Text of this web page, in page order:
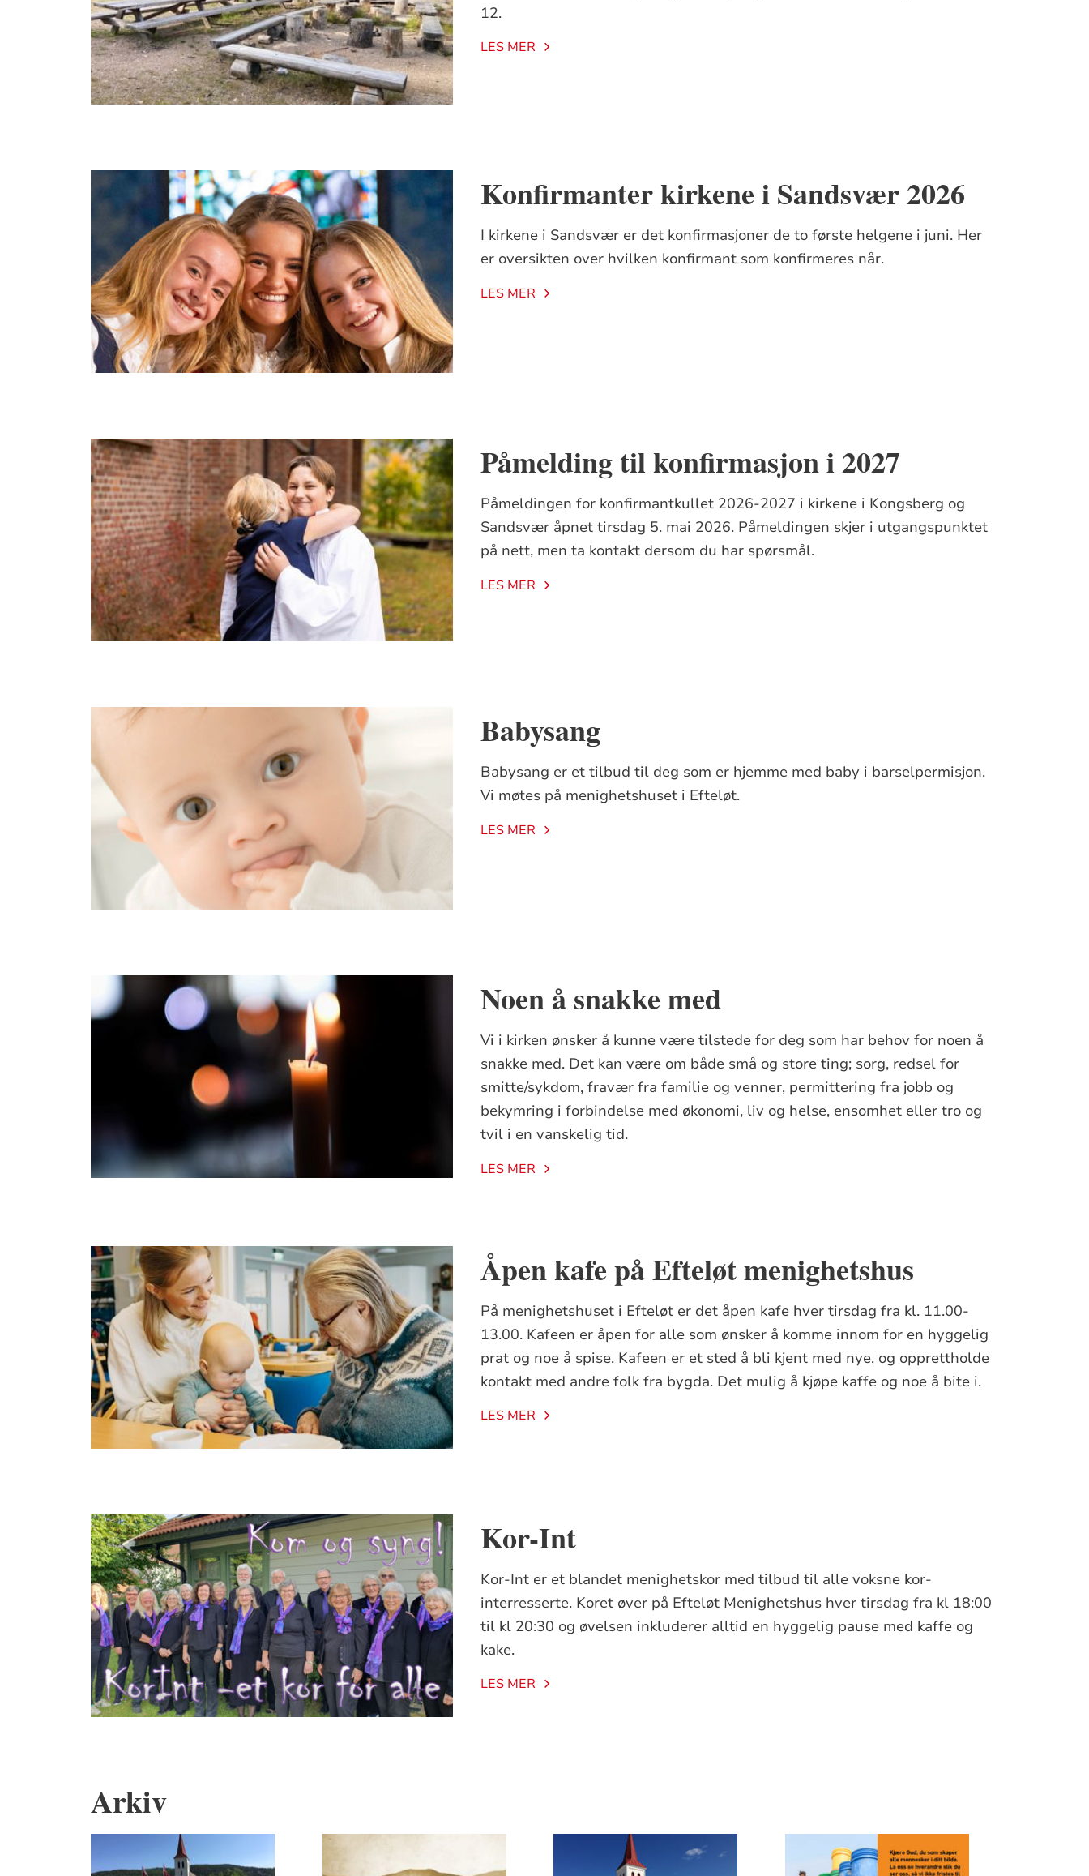
12.
LES MER
Konfirmanter kirkene i Sandsvær 2026
I kirkene i Sandsvær er det konfirmasjoner de to første helgene i juni. Her
er oversikten over hvilken konfirmant som konfirmeres når.
LES MER
Påmelding til konfirmasjon i 2027
Påmeldingen for konfirmantkullet 2026-2027 i kirkene i Kongsberg og
Sandsvær åpnet tirsdag 5. mai 2026. Påmeldingen skjer i utgangspunktet
på nett, men ta kontakt dersom du har spørsmål.
LES MER
Babysang
Babysang er et tilbud til deg som er hjemme med baby i barselpermisjon.
Vi møtes på menighetshuset i Efteløt.
LES MER
Noen å snakke med
Vi i kirken ønsker å kunne være tilstede for deg som har behov for noen å
snakke med. Det kan være om både små og store ting; sorg, redsel for
smitte/sykdom, fravær fra familie og venner, permittering fra jobb og
bekymring i forbindelse med økonomi, liv og helse, ensomhet eller tro og
tvil i en vanskelig tid.
LES MER
Åpen kafe på Efteløt menighetshus
På menighetshuset i Efteløt er det åpen kafe hver tirsdag fra kl. 11.00-
13.00. Kafeen er åpen for alle som ønsker å komme innom for en hyggelig
prat og noe å spise. Kafeen er et sted å bli kjent med nye, og opprettholde
kontakt med andre folk fra bygda. Det mulig å kjøpe kaffe og noe å bite i.
LES MER
Kor-Int
Kor-Int er et blandet menighetskor med tilbud til alle voksne kor-
interresserte. Koret øver på Efteløt Menighetshus hver tirsdag fra kl 18:00
til kl 20:30 og øvelsen inkluderer alltid en hyggelig pause med kaffe og
kake.
LES MER
Arkiv